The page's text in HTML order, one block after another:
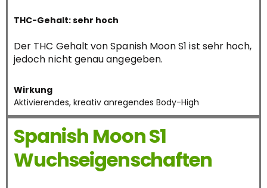
THC-Gehalt: sehr hoch
Der THC Gehalt von Spanish Moon S1 ist sehr hoch,
jedoch nicht genau angegeben.
Wirkung
Aktivierendes, kreativ anregendes Body-High
Spanish Moon S1
Wuchseigenschaften